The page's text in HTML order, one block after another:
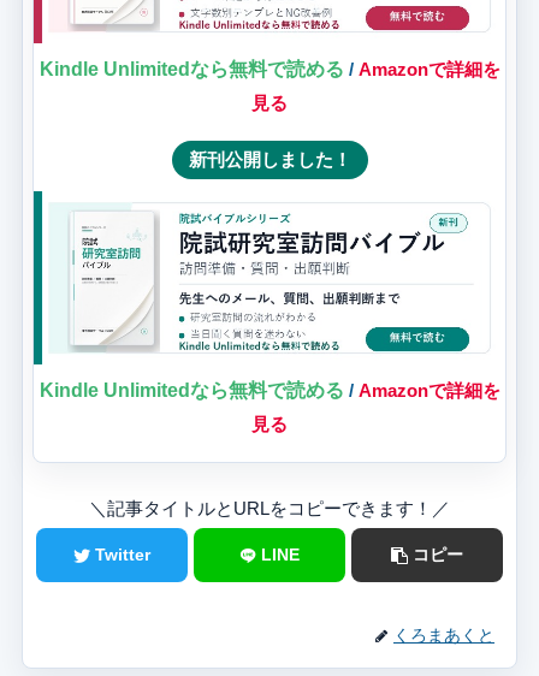
Kindle Unlimitedなら無料で読める / Amazonで詳細を
見る
新刊公開しました！
Kindle Unlimitedなら無料で読める / Amazonで詳細を
見る
＼記事タイトルとURLをコピーできます！／
Twitter LINE コピー
くろまあくと